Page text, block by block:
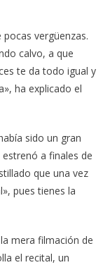
vergüenzas.
calvo, a que
te da todo igual y
ha explicado el
sido un gran
a finales de
que una vez
pues tienes la
mera filmación de
el recital, un